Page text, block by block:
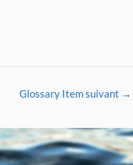
Glossary Item suivant →